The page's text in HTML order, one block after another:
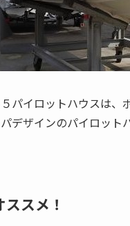
パイロットハウスは、
デザインのパイロッ
スメ！